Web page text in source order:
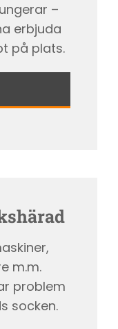
–
erbjuda
på plats.
m.m.
problem
socken.